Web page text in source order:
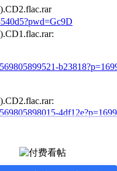
4df12e?p=1699